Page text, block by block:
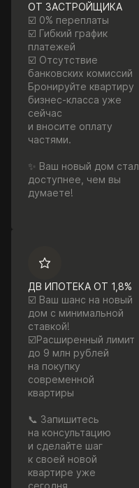
ОТ ЗАСТРОЙЩИКА
☑️ 0% переплаты
☑️ Гибкий график
платежей
☑️ Отсутствие
банковских комиссий
Бронируйте квартиру
бизнес-класса уже
сейчас
и вносите оплату
частями.
✨ Ваш новый дом стал
доступнее, чем вы
думаете!
ДВ ИПОТЕКА ОТ 1,8%
☑️ Ваш шанс на новый
дом с минимальной
ставкой!
☑️Расширенный лимит
до 9 млн рублей
на покупку
современной
квартиры
📞 Запишитесь
на консультацию
и сделайте шаг
к своей новой
квартире уже
сегодня.